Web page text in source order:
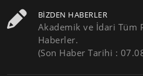
BIZDEN HABERLER
Akademik ve İdari Tüm
Haberler.
(Son Haber Tarihi :